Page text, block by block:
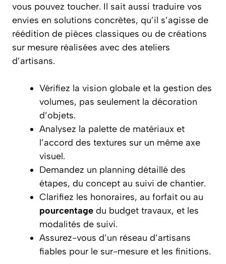
vous pouvez toucher. Il sait aussi traduire vos
envies en solutions concrètes, qu’il s’agisse de
réédition de pièces classiques ou de créations
sur mesure réalisées avec des ateliers
d’artisans.
Vérifiez la vision globale et la gestion des
volumes, pas seulement la décoration
d’objets.
Analysez la palette de matériaux et
l’accord des textures sur un même axe
visuel.
Demandez un planning détaillé des
étapes, du concept au suivi de chantier.
Clarifiez les honoraires, au forfait ou au
pourcentage du budget travaux, et les
modalités de suivi.
Assurez-vous d’un réseau d’artisans
fiables pour le sur-mesure et les finitions.